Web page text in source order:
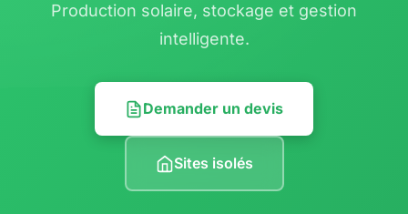
Production solaire, stockage et gestion
intelligente.
Demander un devis
Sites isolés